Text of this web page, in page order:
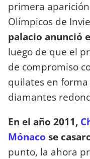
primera
Olímpicos de
palacio anunció
luego de que el
de compromiso
quilates en
diamantes
En el año 2011,
Mónaco se
punto, la ahora